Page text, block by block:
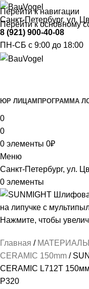
Перейти к навигации
Перейти к основному
Санкт-Петербург, ул.
8 (921) 900-40-08
ПН-СБ с 9:00 до 18:00
ЮР ЛИЦАМПРОГРАММА
0
0
0 элементы 0₽
Меню
Санкт-Петербург, ул.
0 элементы
Нажмите, чтобы
Главная МАТЕРИАЛЫ
CERAMIC 150mm
CERAMIC L712T
P320